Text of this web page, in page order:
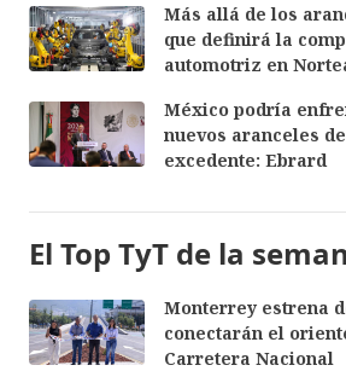
Más allá de los
que definirá la
automotriz en
México podría
nuevos aranceles
excedente: Ebrard
El Top TyT de la
Monterrey estrena
conectarán el
Carretera Nacional